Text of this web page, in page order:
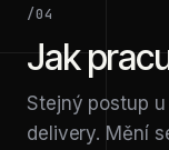
/04
Jak
Stejný postup
delivery. Mění